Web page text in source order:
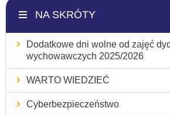
NA SKRÓTY
Dodatkowe dni wolne od zajęć
wychowawczych 2025/2026
WARTO WIEDZIEĆ
Cyberbezpieczeństwo